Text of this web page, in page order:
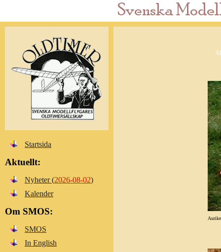
Startsida
Aktuellt:
Nyheter (2026-08-02)
Kalender
Om SMOS:
SMOS
In English